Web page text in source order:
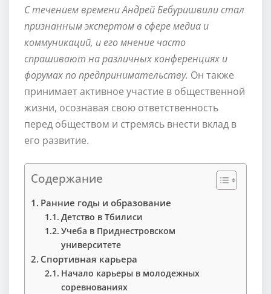
С течением времени Андрей Бебуришвили стал
признанным экспертом в сфере медиа и
коммуникаций, и его мнение часто
спрашивают на различных конференциях и
форумах по предпринимательству. Он также
принимает активное участие в общественной
жизни, осознавая свою ответственность
перед обществом и стремясь внести вклад в
его развитие.
Содержание
Ранние годы и образование
Детство в Тбилиси
Учеба в Приднестровском
университете
Спортивная карьера
Начало карьеры в молодежных
соревнованиях